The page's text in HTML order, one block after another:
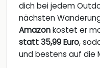
dich bei jedem
nächsten
Amazonkostet er
statt 35,99 Euro,
und bestens auf die